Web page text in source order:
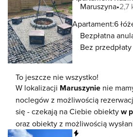
Maruszyna 2,7
Apartament:6
Bezpłatna
Bez przedpłaty
To jeszcze nie wszystko!
W lokalizacji Maruszynie nie
noclegów z możliwością
się - czekają na Ciebie obiektyw
oraz obiekty z możliwością